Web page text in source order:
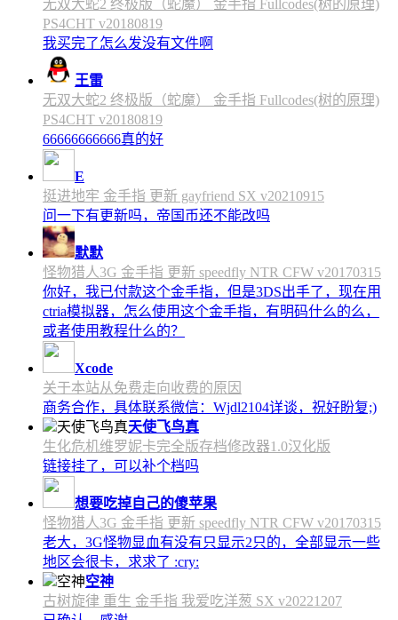
无双大蛇2 终极版（蛇魔） 金手指 Fullcodes(树的原理)
PS4CHT v20180819
我买完了怎么发没有文件啊
王雷
无双大蛇2 终极版（蛇魔） 金手指 Fullcodes(树的原理)
PS4CHT v20180819
66666666666真的好
E
挺进地牢 金手指 更新 gayfriend SX v20210915
问一下有更新吗，帝国币还不能改吗
默默
怪物猎人3G 金手指 更新 speedfly NTR CFW v20170315
你好，我已付款这个金手指，但是3DS出手了，现在用
ctria模拟器，怎么使用这个金手指，有明码什么的么，
或者使用教程什么的？
Xcode
关于本站从免费走向收费的原因
商务合作，具体联系微信：Wjdl2104详谈，祝好盼复;)
天使飞鸟真
生化危机维罗妮卡完全版存档修改器1.0汉化版
链接挂了，可以补个档吗
想要吃掉自己的傻苹果
怪物猎人3G 金手指 更新 speedfly NTR CFW v20170315
老大，3G怪物显血有没有只显示2只的，全部显示一些
地区会很卡，求求了 :cry:
空神
古树旋律 重生 金手指 我爱吃洋葱 SX v20221207